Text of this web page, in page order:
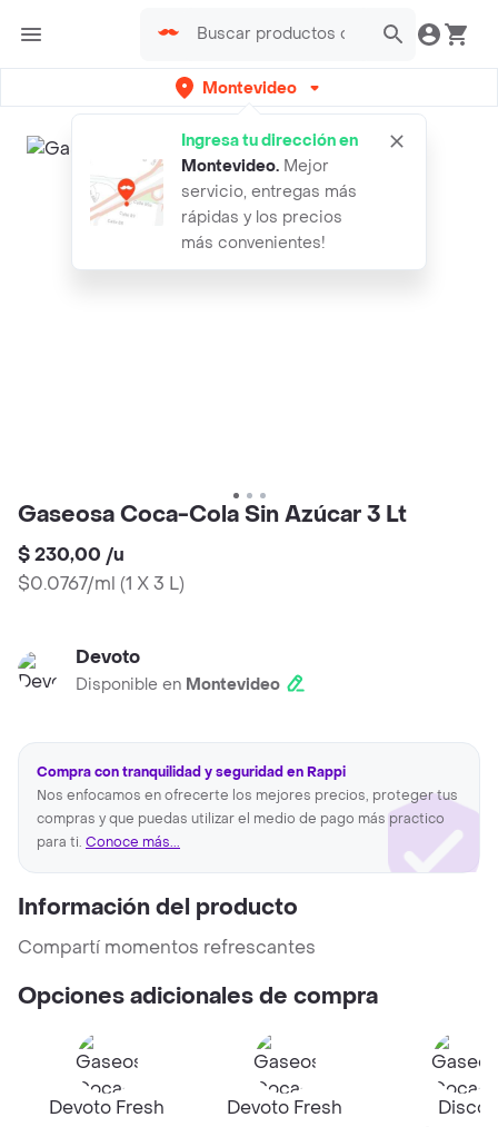
Montevideo
Ingresa tu dirección en
Montevideo. Mejor
servicio, entregas más
rápidas y los precios
más convenientes!
Gaseosa Coca-Cola Sin Azúcar 3 Lt
$ 230,00 /u
$0.0767/ml (1 X 3 L)
Devoto
Disponible en Montevideo
Compra con tranquilidad y seguridad en Rappi
Nos enfocamos en ofrecerte los mejores precios, proteger tus
compras y que puedas utilizar el medio de pago más practico
para ti. Conoce más...
Información del producto
Compartí momentos refrescantes
Opciones adicionales de compra
Devoto Fresh
Devoto Fresh
Disco